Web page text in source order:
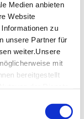
Medien anbieten
Website
zu
unsere Partner für
weiter.Unsere
mit
bereitgestellt
Schlossgarten.